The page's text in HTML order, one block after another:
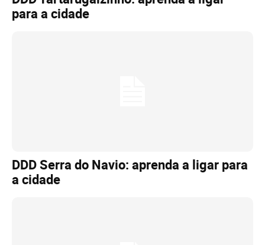
para a cidade
DDD Serra do Navio: aprenda a ligar para
a cidade